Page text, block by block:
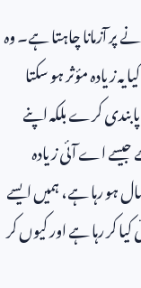
آزمانا چاہتا ہے۔ وہ
زیادہ مؤثر ہو سکتا
کرے بلکہ اپنے
اے آئی زیادہ
ہو رہا ہے، ہمیں ایسے
کر رہا ہے اور کیوں کر